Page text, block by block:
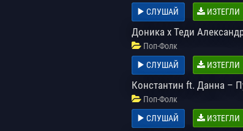
СЛУШАЙ
ИЗТЕГЛИ
Доника х Теди
Поп-Фолк
СЛУШАЙ
ИЗТЕГЛИ
Константин ft. Данна –
Поп-Фолк
СЛУШАЙ
ИЗТЕГЛИ